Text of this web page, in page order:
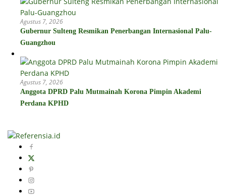
Agustus 7, 2026
Gubernur Sulteng Resmikan Penerbangan Internasional Palu-
Guangzhou
Agustus 7, 2026
Anggota DPRD Palu Mutmainah Korona Pimpin Akademi
Perdana KPHD